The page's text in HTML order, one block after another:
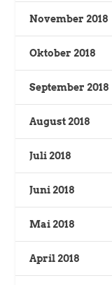
November 2018
Oktober 2018
September 2018
August 2018
Juli 2018
Juni 2018
Mai 2018
April 2018